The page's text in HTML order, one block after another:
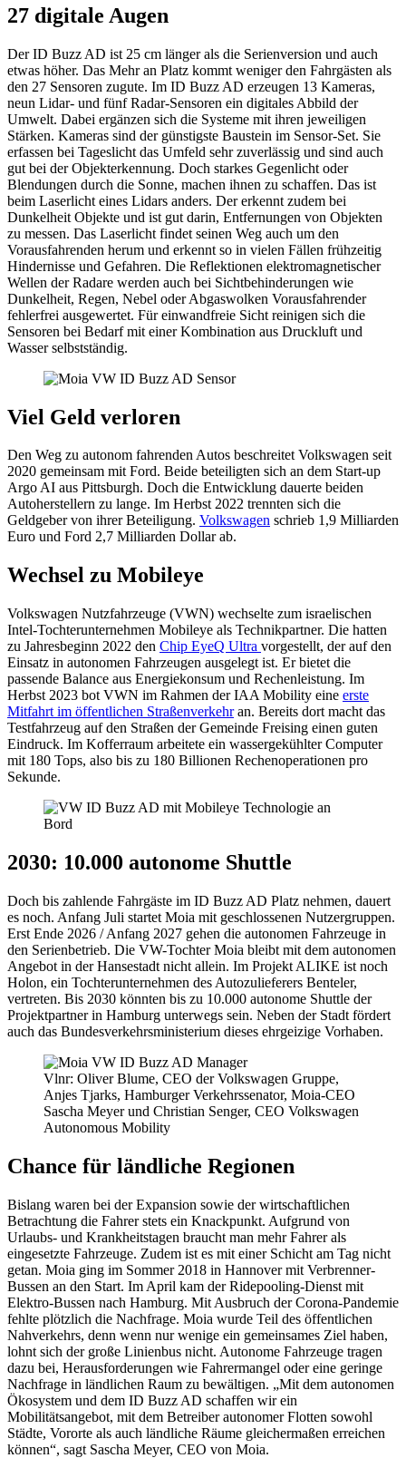
27 digitale Augen
Der ID Buzz AD ist 25 cm länger als die Serienversion und auch
etwas höher. Das Mehr an Platz kommt weniger den Fahrgästen als
den 27 Sensoren zugute. Im ID Buzz AD erzeugen 13 Kameras,
neun Lidar- und fünf Radar-Sensoren ein digitales Abbild der
Umwelt. Dabei ergänzen sich die Systeme mit ihren jeweiligen
Stärken. Kameras sind der günstigste Baustein im Sensor-Set. Sie
erfassen bei Tageslicht das Umfeld sehr zuverlässig und sind auch
gut bei der Objekterkennung. Doch starkes Gegenlicht oder
Blendungen durch die Sonne, machen ihnen zu schaffen. Das ist
beim Laserlicht eines Lidars anders. Der erkennt zudem bei
Dunkelheit Objekte und ist gut darin, Entfernungen von Objekten
zu messen. Das Laserlicht findet seinen Weg auch um den
Vorausfahrenden herum und erkennt so in vielen Fällen frühzeitig
Hindernisse und Gefahren. Die Reflektionen elektromagnetischer
Wellen der Radare werden auch bei Sichtbehinderungen wie
Dunkelheit, Regen, Nebel oder Abgaswolken Vorausfahrender
fehlerfrei ausgewertet. Für einwandfreie Sicht reinigen sich die
Sensoren bei Bedarf mit einer Kombination aus Druckluft und
Wasser selbstständig.
Viel Geld verloren
Den Weg zu autonom fahrenden Autos beschreitet Volkswagen seit
2020 gemeinsam mit Ford. Beide beteiligten sich an dem Start-up
Argo AI aus Pittsburgh. Doch die Entwicklung dauerte beiden
Autoherstellern zu lange. Im Herbst 2022 trennten sich die
Geldgeber von ihrer Beteiligung. Volkswagen schrieb 1,9 Milliarden
Euro und Ford 2,7 Milliarden Dollar ab.
Wechsel zu Mobileye
Volkswagen Nutzfahrzeuge (VWN) wechselte zum israelischen
Intel-Tochterunternehmen Mobileye als Technikpartner. Die hatten
zu Jahresbeginn 2022 den Chip EyeQ Ultra vorgestellt, der auf den
Einsatz in autonomen Fahrzeugen ausgelegt ist. Er bietet die
passende Balance aus Energiekonsum und Rechenleistung. Im
Herbst 2023 bot VWN im Rahmen der IAA Mobility eine erste
Mitfahrt im öffentlichen Straßenverkehran. Bereits dort macht das
Testfahrzeug auf den Straßen der Gemeinde Freising einen guten
Eindruck. Im Kofferraum arbeitete ein wassergekühlter Computer
mit 180 Tops, also bis zu 180 Billionen Rechenoperationen pro
Sekunde.
2030: 10.000 autonome Shuttle
Doch bis zahlende Fahrgäste im ID Buzz AD Platz nehmen, dauert
es noch. Anfang Juli startet Moia mit geschlossenen Nutzergruppen.
Erst Ende 2026 / Anfang 2027 gehen die autonomen Fahrzeuge in
den Serienbetrieb. Die VW-Tochter Moia bleibt mit dem autonomen
Angebot in der Hansestadt nicht allein. Im Projekt ALIKE ist noch
Holon, ein Tochterunternehmen des Autozulieferers Benteler,
vertreten. Bis 2030 könnten bis zu 10.000 autonome Shuttle der
Projektpartner in Hamburg unterwegs sein. Neben der Stadt fördert
auch das Bundesverkehrsministerium dieses ehrgeizige Vorhaben.
Vlnr: Oliver Blume, CEO der Volkswagen Gruppe,
Anjes Tjarks, Hamburger Verkehrssenator, Moia-CEO
Sascha Meyer und Christian Senger, CEO Volkswagen
Autonomous Mobility
Chance für ländliche Regionen
Bislang waren bei der Expansion sowie der wirtschaftlichen
Betrachtung die Fahrer stets ein Knackpunkt. Aufgrund von
Urlaubs- und Krankheitstagen braucht man mehr Fahrer als
eingesetzte Fahrzeuge. Zudem ist es mit einer Schicht am Tag nicht
getan. Moia ging im Sommer 2018 in Hannover mit Verbrenner-
Bussen an den Start. Im April kam der Ridepooling-Dienst mit
Elektro-Bussen nach Hamburg. Mit Ausbruch der Corona-Pandemie
fehlte plötzlich die Nachfrage. Moia wurde Teil des öffentlichen
Nahverkehrs, denn wenn nur wenige ein gemeinsames Ziel haben,
lohnt sich der große Linienbus nicht. Autonome Fahrzeuge tragen
dazu bei, Herausforderungen wie Fahrermangel oder eine geringe
Nachfrage in ländlichen Raum zu bewältigen. „Mit dem autonomen
Ökosystem und dem ID Buzz AD schaffen wir ein
Mobilitätsangebot, mit dem Betreiber autonomer Flotten sowohl
Städte, Vororte als auch ländliche Räume gleichermaßen erreichen
können“, sagt Sascha Meyer, CEO von Moia.